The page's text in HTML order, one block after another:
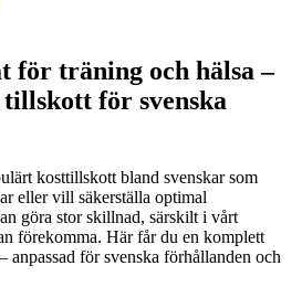
för träning och hälsa –
för svenska
kosttillskott bland svenskar som
eller vill säkerställa optimal
göra stor skillnad, särskilt i vårt
förekomma. Här får du en komplett
anpassad för svenska förhållanden och